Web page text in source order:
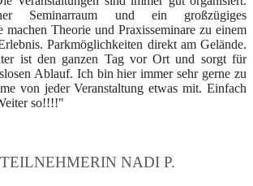
Seminarraum und ein großzügiges
machen Theorie und Praxisseminare zu einem
Parkmöglichkeiten direkt am Gelände.
ist den ganzen Tag vor Ort und sorgt für
Ablauf. Ich bin hier immer sehr gerne zu
von jeder Veranstaltung etwas mit. Einfach
so!!!!"
TEILNEHMERIN NADI P.